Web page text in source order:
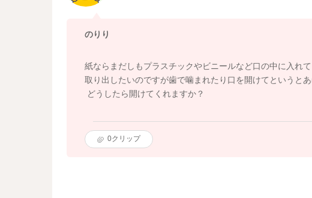
のりり
紙ならまだしもプラスチックやビニールなど口の中に入れ
取り出したいのですが歯で噛まれたり口を開けてというと
どうしたら開けてくれますか？
0クリップ